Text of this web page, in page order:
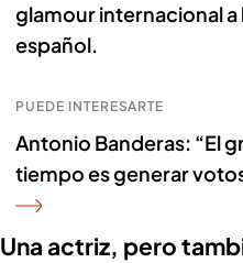
glamour internacional
español.
PUEDE INTERESARTE
Antonio Banderas: “El
tiempo es generar
Una actriz, pero